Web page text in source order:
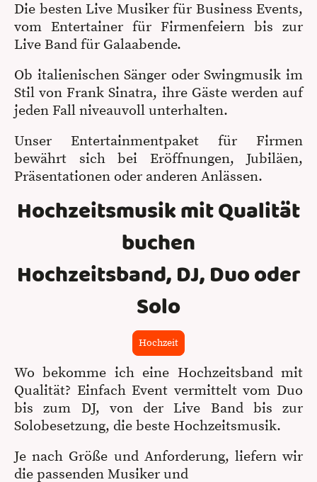
Die besten Live Musiker für Business Events,
vom Entertainer für Firmenfeiern bis zur
Live Band für Galaabende.
Ob italienischen Sänger oder Swingmusik im
Stil von Frank Sinatra, ihre Gäste werden auf
jeden Fall niveauvoll unterhalten.
Unser Entertainmentpaket für Firmen
bewährt sich bei Eröffnungen, Jubiläen,
Präsentationen oder anderen Anlässen.
Hochzeitsmusik mit Qualität
buchen
Hochzeitsband, DJ, Duo oder
Solo
Hochzeit
Wo bekomme ich eine Hochzeitsband mit
Qualität? Einfach Event vermittelt vom Duo
bis zum DJ, von der Live Band bis zur
Solobesetzung, die beste Hochzeitsmusik.
Je nach Größe und Anforderung, liefern wir
die passenden Musiker und